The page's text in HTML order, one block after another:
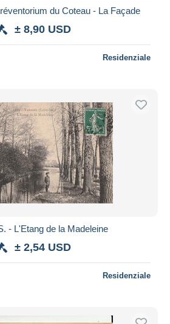
du Coteau - La Façade
± 8,90 USD
Residenziale
- L'Etang de la Madeleine
± 2,54 USD
Residenziale